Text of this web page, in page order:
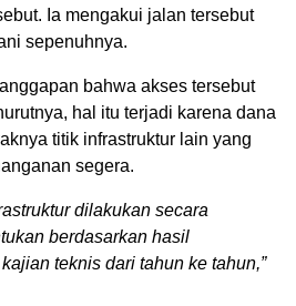
Ia mengakui jalan tersebut
sepenuhnya.
bahwa akses tersebut
hal itu terjadi karena dana
titik infrastruktur lain yang
segera.
dilakukan secara
berdasarkan hasil
teknis dari tahun ke tahun,”